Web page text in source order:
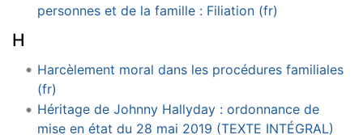
personnes et de la famille : Filiation (fr)
H
Harcèlement moral dans les procédures familiales
(fr)
Héritage de Johnny Hallyday : ordonnance de
mise en état du 28 mai 2019 (TEXTE INTÉGRAL)